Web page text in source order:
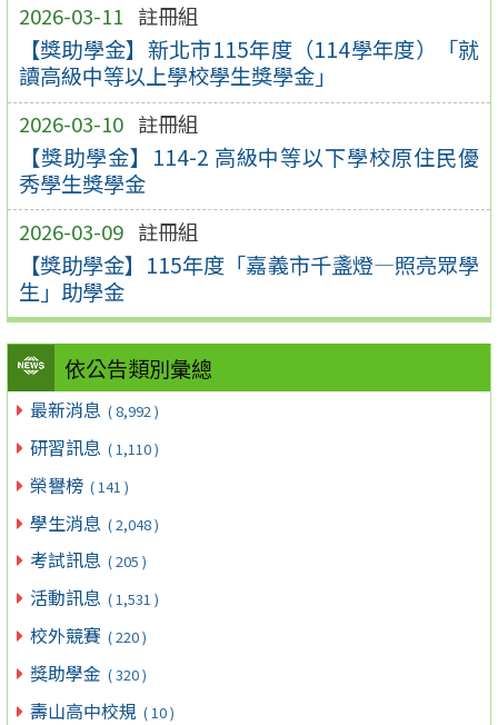
2026-03-11 註冊組
【獎助學金】新北市115年度（114學年度）「就
讀高級中等以上學校學生獎學金」
2026-03-10 註冊組
【獎助學金】114-2 高級中等以下學校原住民優
秀學生獎學金
2026-03-09 註冊組
【獎助學金】115年度「嘉義市千盞燈—照亮眾學
生」助學金
依公告類別彙總
最新消息 ( 8,992 )
研習訊息 ( 1,110 )
榮譽榜 ( 141 )
學生消息 ( 2,048 )
考試訊息 ( 205 )
活動訊息 ( 1,531 )
校外競賽 ( 220 )
獎助學金 ( 320 )
壽山高中校規 ( 10 )